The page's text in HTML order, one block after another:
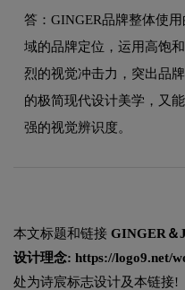
答：GINGER品牌整体使
域的品牌定位，运用高饱
烈的视觉冲击力，突出品
的极简现代设计美学，又
强的视觉辨识度。
本文标题和链接 GINGER＆
设计理念: https://logo9.net/
处为诗宸标志设计及本链接!